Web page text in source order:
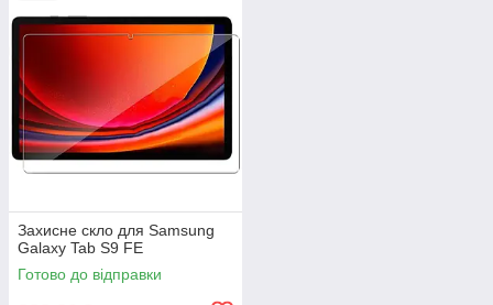
Захисне скло для Samsung
Galaxy Tab S9 FE
Готово до відправки